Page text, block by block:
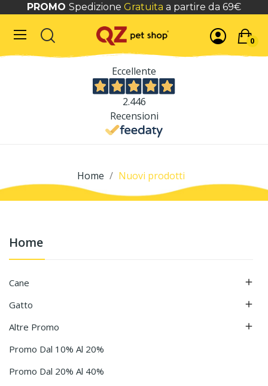
PROMO Spedizione Gratuita a partire da 69€
0
Eccellente
2.446
Recensioni
Home Nuovi prodotti
Home
Cane 
Gatto 
Altre Promo 
Promo Dal 10% Al 20%
Promo Dal 20% Al 40%